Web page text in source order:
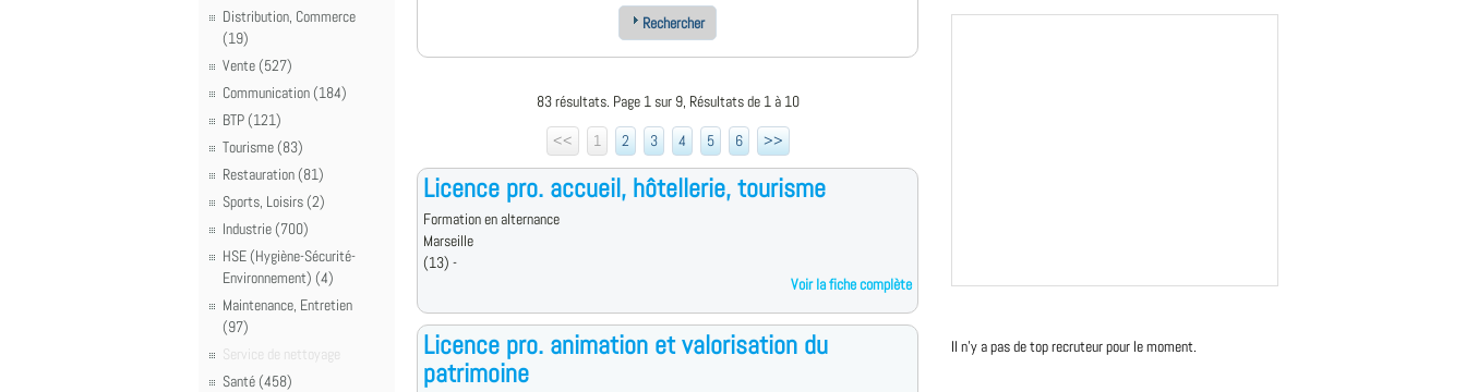
Distribution, Commerce
(19)
Vente (527)
Communication (184)
BTP (121)
Tourisme (83)
Restauration (81)
Sports, Loisirs (2)
Industrie (700)
HSE (Hygiène-Sécurité-
Environnement) (4)
Maintenance, Entretien
(97)
Service de nettoyage
Santé (458)
Rechercher
83 résultats. Page 1 sur 9, Résultats de 1 à 10
<<
1 2 3 4 5 6 >>
Licence pro. accueil, hôtellerie, tourisme
Formation en alternance
Marseille
(13) -
Voir la fiche complète
Licence pro. animation et valorisation du
patrimoine
Il n'y a pas de top recruteur pour le moment.